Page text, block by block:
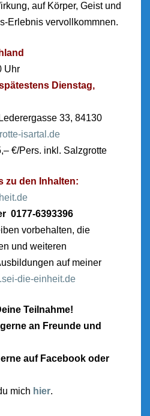
auf Körper, Geist und
Erlebnis vervollkommnen.
Uhr
Dienstag,
33, 84130
isartal.de
€/Pers. inkl. Salzgrotte
zu den Inhalten:
0177-6393396
vorbehalten, die
und weiteren
auf meiner
die-einheit.de
Teilnahme!
an Freunde und
auf Facebook oder
mich hier.